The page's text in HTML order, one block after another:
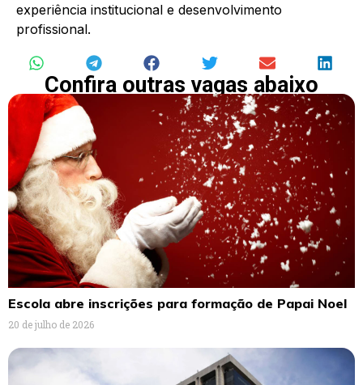
experiência institucional e desenvolvimento
profissional.
Confira outras vagas abaixo
Escola abre inscrições para formação de Papai Noel
20 de julho de 2026